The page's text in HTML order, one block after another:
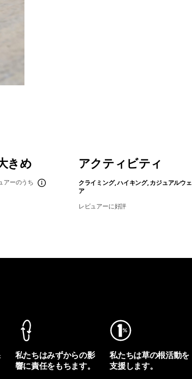
きめ
アーのうち
アクティビティ
クライミング, ハイキング, カジュアルウェ
ア
レビュアーに好評
私たちはみずからの影
響に責任をもちます。
私たちは草の根活動を
支援します。